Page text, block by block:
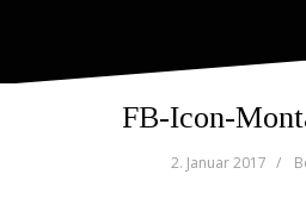
FB-Icon-
2. Januar 2017